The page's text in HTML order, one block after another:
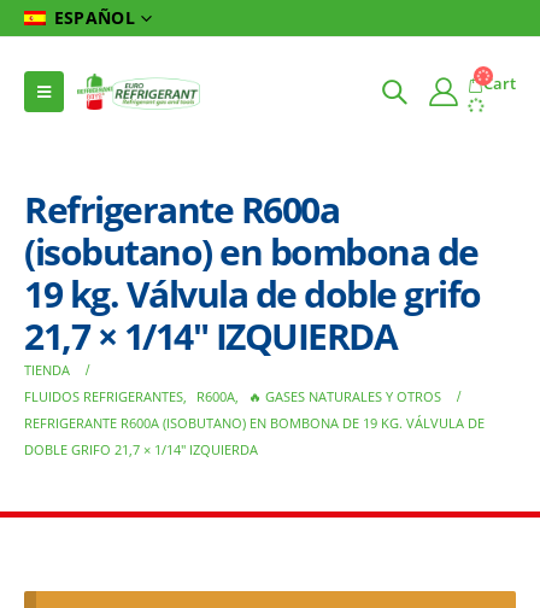
ESPAÑOL
Cart
Refrigerante R600a
(isobutano) en bombona de
19 kg. Válvula de doble grifo
21,7 × 1/14″ IZQUIERDA
TIENDA
FLUIDOS REFRIGERANTES, R600A,
🔥 GASES NATURALES Y OTROS
REFRIGERANTE R600A (ISOBUTANO) EN BOMBONA DE 19 KG. VÁLVULA DE
DOBLE GRIFO 21,7 × 1/14″ IZQUIERDA